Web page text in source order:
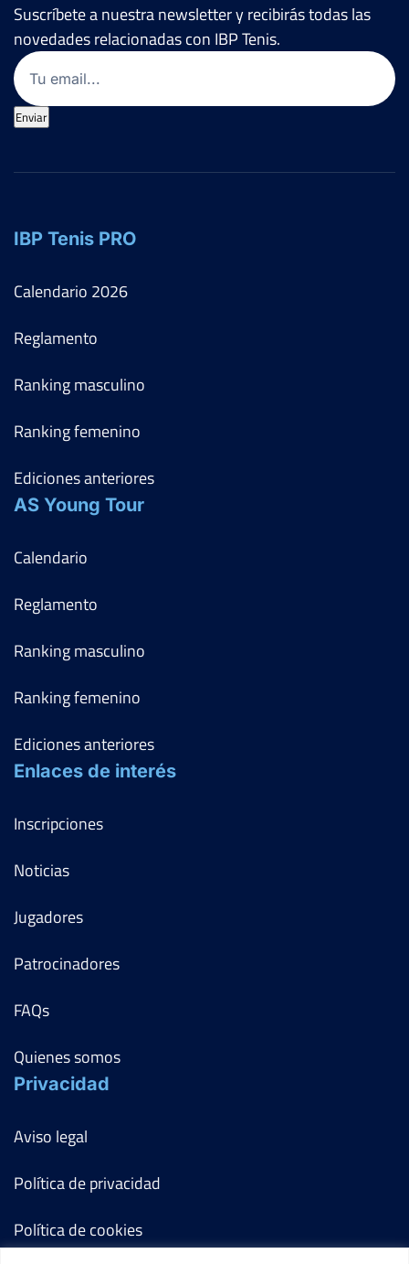
Suscríbete a nuestra newsletter y recibirás todas las
novedades relacionadas con IBP Tenis.
Email
Enviar
IBP Tenis PRO
Calendario 2026
Reglamento
Ranking masculino
Ranking femenino
Ediciones anteriores
AS Young Tour
Calendario
Reglamento
Ranking masculino
Ranking femenino
Ediciones anteriores
Enlaces de interés
Inscripciones
Noticias
Jugadores
Patrocinadores
FAQs
Quienes somos
Privacidad
Aviso legal
Política de privacidad
Política de cookies